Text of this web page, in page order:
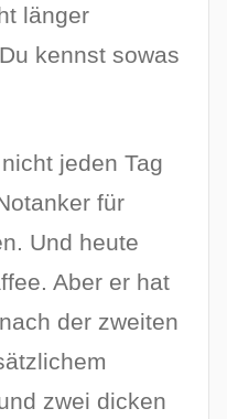
länger
kennst sowas
jeden Tag
für
Und heute
Aber er hat
der zweiten
zwei dicken